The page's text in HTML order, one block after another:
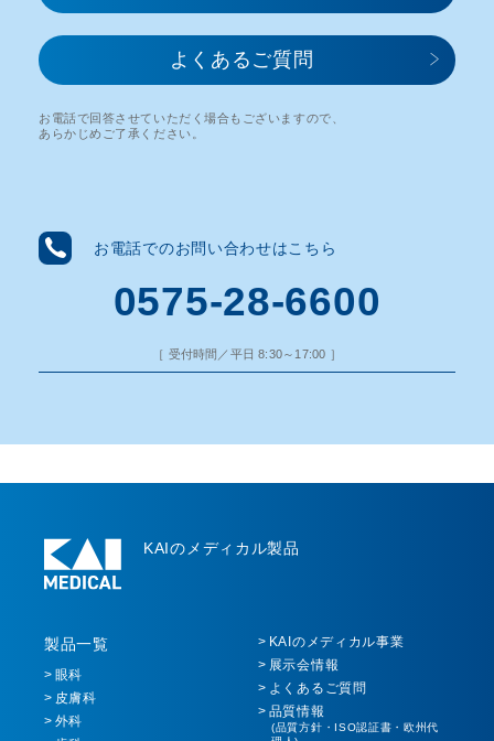
よくあるご質問
お電話で回答させていただく場合もございますので、
あらかじめご了承ください。
お電話でのお問い合わせはこちら
0575-28-6600
［ 受付時間／平日 8:30～17:00 ］
KAIのメディカル製品
製品一覧
眼科
皮膚科
外科
KAIのメディカル事業
展示会情報
よくあるご質問
品質情報
(品質方針・ISO認証書・欧州代